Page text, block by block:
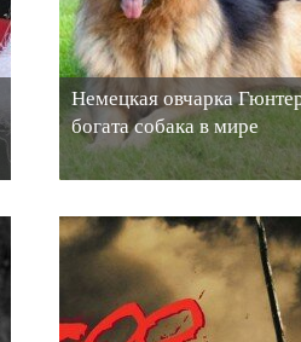
Немецкая овчарка
богата собака в мире